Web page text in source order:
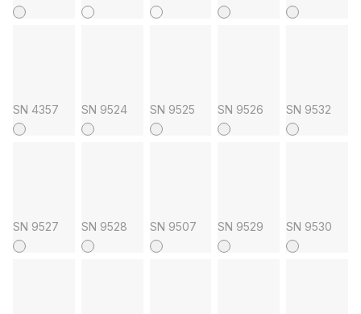
SN 4357 SN 9524 SN 9525 SN 9526 SN 9532
SN 9527 SN 9528 SN 9507 SN 9529 SN 9530